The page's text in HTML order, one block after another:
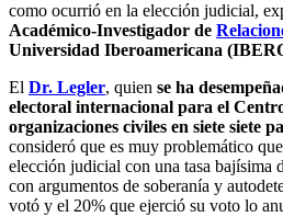
como ocurrió en la elección judicial,
Académico-Investigador de
Universidad Iberoamericana
El Dr. Legler, quien se ha
electoral internacional para el
organizaciones civiles en siete siete
consideró que es muy problemático
elección judicial con una tasa bajísima
con argumentos de soberanía y
votó y el 20% que ejerció su voto lo